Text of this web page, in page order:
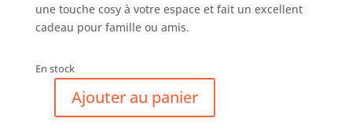
une touche cosy à votre espace et fait un excellent
cadeau pour famille ou amis.
En stock
quantitéAjouter au panier